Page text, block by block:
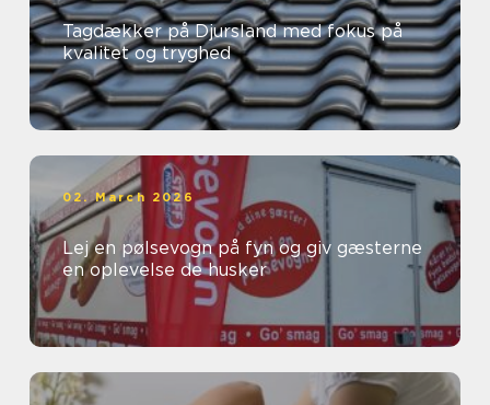
Tagdækker på Djursland med fokus på
kvalitet og tryghed
02. March 2026
Lej en pølsevogn på fyn og giv gæsterne
en oplevelse de husker